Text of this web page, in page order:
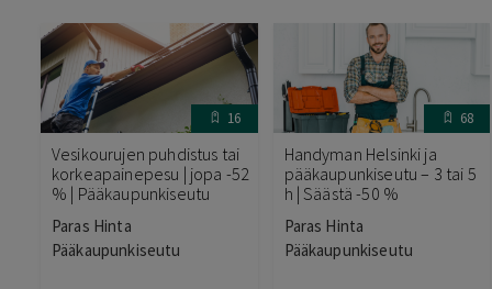
16
Vesikourujen puhdistus tai
korkeapainepesu | jopa -52
% | Pääkaupunkiseutu
Paras Hinta
Pääkaupunkiseutu
68
Handyman Helsinki ja
pääkaupunkiseutu – 3 tai 5
h | Säästä -50 %
Paras Hinta
Pääkaupunkiseutu